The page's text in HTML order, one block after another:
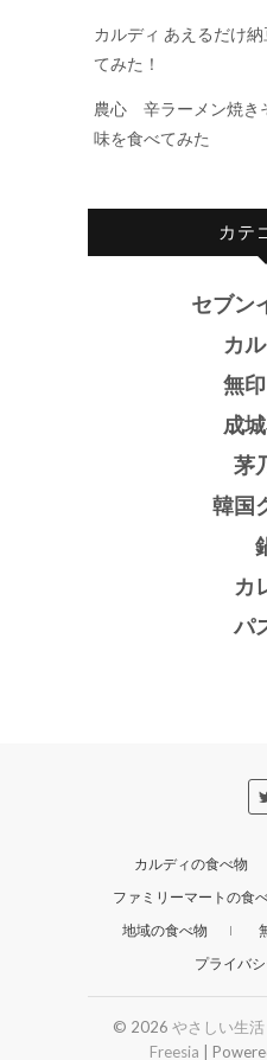
カルディ あえるだけ
てみた！
農心 辛ラーメン焼き
味を食べてみた
カテ
セブン
カ
無
成
茅
韓国
カ
パ
カルディの食べ物
ファミリーマートの食
地域の食べ物
プライバ
© 2026 やさしい生活
Freesia |